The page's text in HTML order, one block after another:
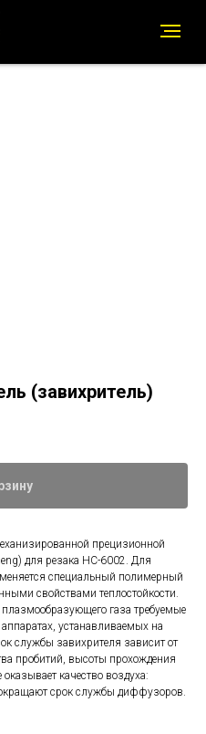
(завихритель)
прецизионной
для резака HC-6002. Для
специальный полимерный
свойствами теплостойкости.
газа требуемые
устанавливаемых на
службы завихрителя зависит от
пробитий, высоты прохождения
качество воздуха:
срок службы диффузоров.